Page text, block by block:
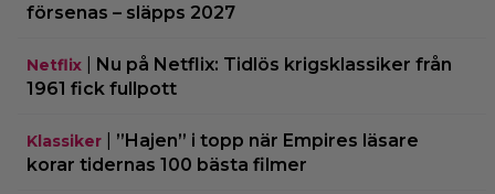
försenas – släpps 2027
Netflix
Nu på Netflix: Tidlös krigsklassiker från
1961 fick fullpott
Klassiker
”Hajen” i topp när Empires läsare
korar tidernas 100 bästa filmer